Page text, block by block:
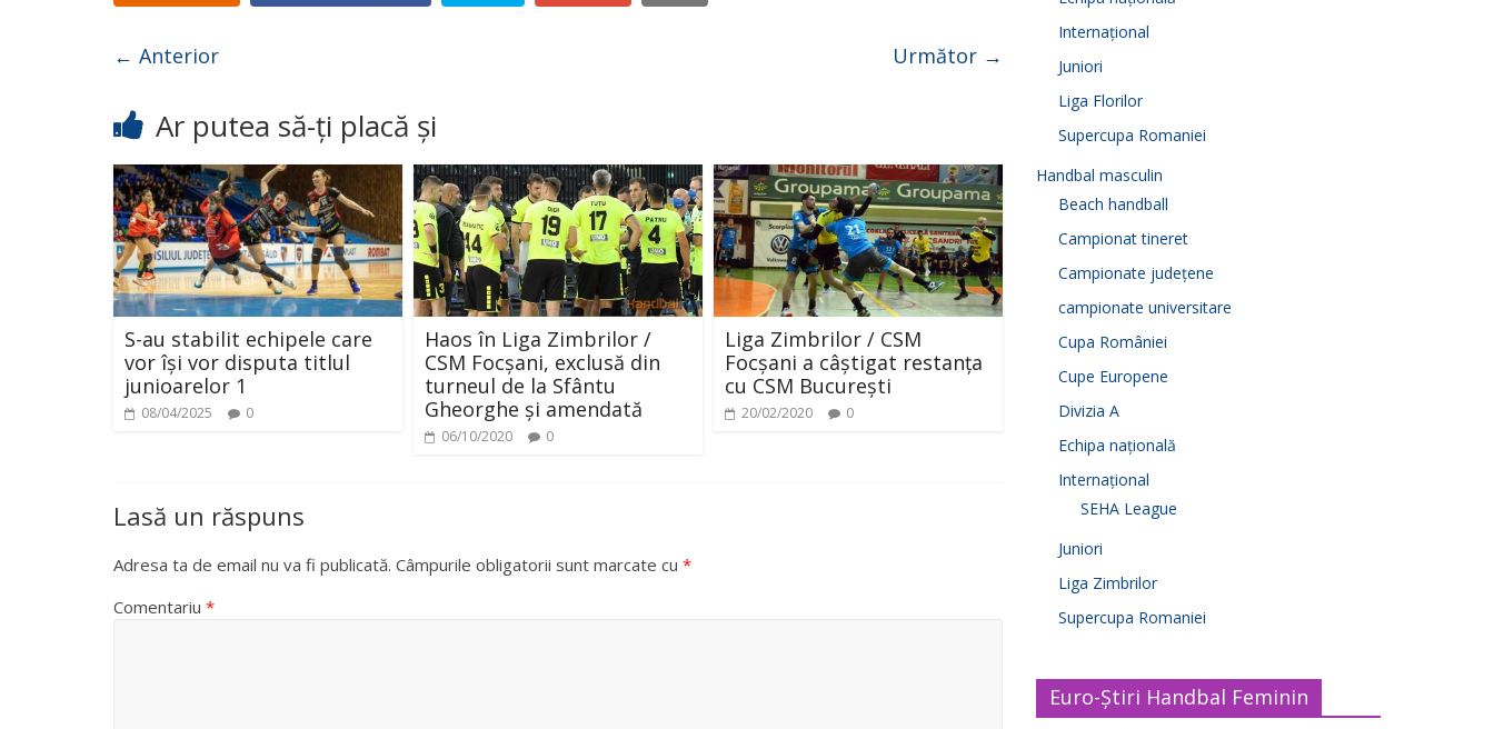
← Anterior Următor →
Ar putea să-ți placă și
S-au stabilit echipele care
vor își vor disputa titlul
junioarelor 1
08/04/2025 0
Haos în Liga Zimbrilor /
CSM Focșani, exclusă din
turneul de la Sfântu
Gheorghe și amendată
06/10/2020 0
Liga Zimbrilor / CSM
Focșani a câștigat restanța
cu CSM București
20/02/2020 0
Lasă un răspuns
Adresa ta de email nu va fi publicată. Câmpurile obligatorii sunt marcate cu *
Comentariu *
Internațional
Juniori
Liga Florilor
Supercupa Romaniei
Handbal masculin
Beach handball
Campionat tineret
Campionate județene
campionate universitare
Cupa României
Cupe Europene
Divizia A
Echipa națională
Internațional
SEHA League
Juniori
Liga Zimbrilor
Supercupa Romaniei
Euro-Știri Handbal Feminin